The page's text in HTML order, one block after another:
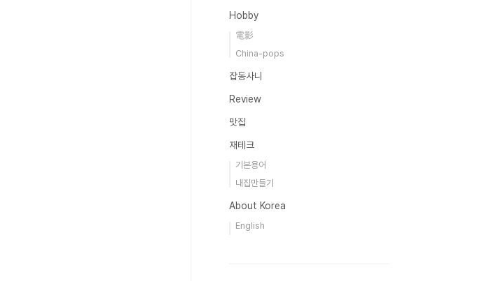
Hobby
電影
China-pops
잡동사니
Review
맛집
재테크
기본용어
내집만들기
About Korea
English